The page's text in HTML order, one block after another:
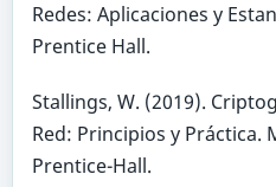
Redes: Aplicaciones y
Prentice Hall.
Stallings, W. (2019).
Red: Principios y Práctica.
Prentice-Hall.